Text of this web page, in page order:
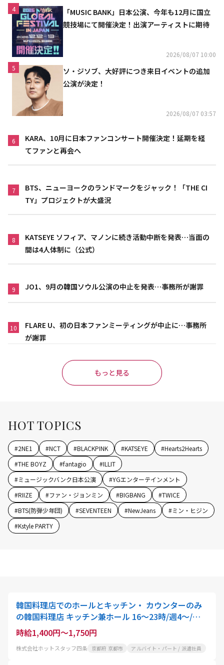
4
「MUSIC BANK」日本公演、今年も12月に国立
競技場にて開催決定！出演アーティストに期待
2026/08/07 10:00
5
ソ・ジソブ、大好評につき来日イベントの追加
公演が決定！
2026/08/07 03:57
6
KARA、10月に日本ファンコンサート開催決定！延期を経
てファンと再会へ
7
BTS、ニューヨークのランドマークをジャック！「THE CI
TY」プロジェクトが大盛況
8
KATSEYE ソフィア、マノンに続き活動中断を発表…当面の
間は4人体制に（公式）
9 JO1、9月の韓国ソウル公演の中止を発表…事務所が謝罪
10
FLARE U、初の日本ファンミーティングが中止に…事務所
が謝罪
もっと見る
HOT TOPICS
#2NE1 #NCT #BLACKPINK #KATSEYE #Hearts2Hearts
#THE BOYZ #fantagio #ILLIT
#ミュージックバンク日本公演 #YGエンターテインメント
#RIIZE #ファン・ジョンミン #BIGBANG #TWICE
#BTS(防弾少年団) #SEVENTEEN #NewJeans #ミン・ヒジン
#Kstyle PARTY
韓国料理店でのホールとキッチン・ カウンターのみ
の韓国料理店 キッチン兼ホール 16～23時/週4～/時
給1400円
時給1,400円～1,750円
株式会社ホットスタッフ四条 京都府 京都市 アルバイト・パート / 派遣社員